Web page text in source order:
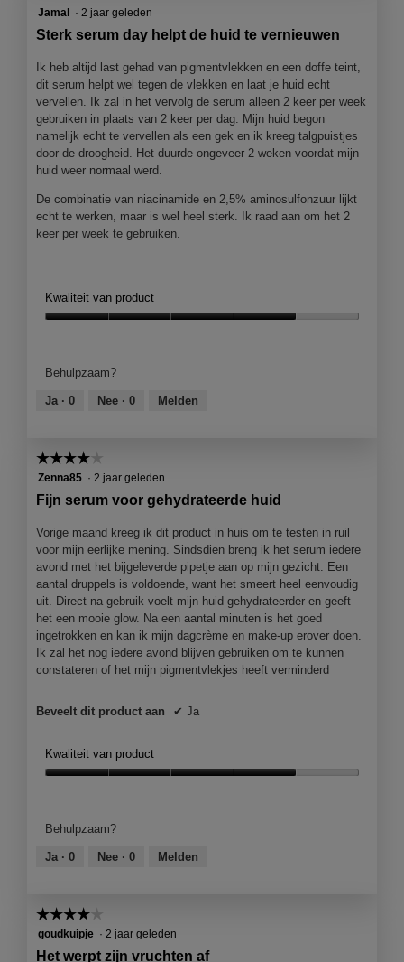
4
sterren.
Jamal · 2 jaar geleden
Sterk serum day helpt de huid te vernieuwen
Ik heb altijd last gehad van pigmentvlekken en een doffe teint,
dit serum helpt wel tegen de vlekken en laat je huid echt
vervellen. Ik zal in het vervolg de serum alleen 2 keer per week
gebruiken in plaats van 2 keer per dag. Mijn huid begon
namelijk echt te vervellen als een gek en ik kreeg talgpuistjes
door de droogheid. Het duurde ongeveer 2 weken voordat mijn
huid weer normaal werd.
De combinatie van niacinamide en 2,5% aminosulfonzuur lijkt
echt te werken, maar is wel heel sterk. Ik raad aan om het 2
keer per week te gebruiken.
Kwaliteit van product
4
van
Behulpzaam?
Ja · 0 Nee · 0 Melden
☆☆☆☆☆
☆☆☆☆☆
4
van
sterren.
Zenna85 · 2 jaar geleden
Fijn serum voor gehydrateerde huid
Vorige maand kreeg ik dit product in huis om te testen in ruil
voor mijn eerlijke mening. Sindsdien breng ik het serum iedere
avond met het bijgeleverde pipetje aan op mijn gezicht. Een
aantal druppels is voldoende, want het smeert heel eenvoudig
uit. Direct na gebruik voelt mijn huid gehydrateerder en geeft
het een mooie glow. Na een aantal minuten is het goed
ingetrokken en kan ik mijn dagcrème en make-up erover doen.
Ik zal het nog iedere avond blijven gebruiken om te kunnen
constateren of het mijn pigmentvlekjes heeft verminderd
Beveelt dit product aan ✔ Ja
Kwaliteit van product
4
van
Behulpzaam?
Ja · 0 Nee · 0 Melden
☆☆☆☆☆
☆☆☆☆☆
4
van
goudkuipje · 2 jaar geleden
Het werpt zijn vruchten af